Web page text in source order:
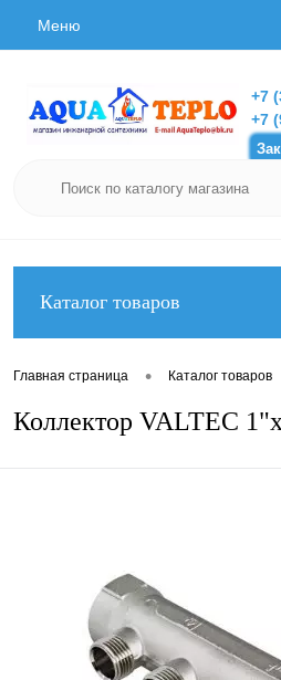
Меню
+7
+7
Каталог товаров
Главная страница • Каталог товаров
Коллектор VALTEC